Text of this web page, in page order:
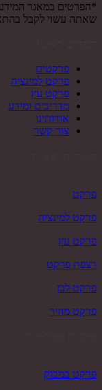
*הפרטים במאגר
שאתה עשוי לקבל
פרקטים
פרקט למינציה
פרקט עץ
מדריכים ומידע
אודותינו
צור קשר
פרקט
פרקט למינציה
פרקט עץ
רצפת פרקט
פרקט לבן
פרקט מחיר
פרקט במבוק